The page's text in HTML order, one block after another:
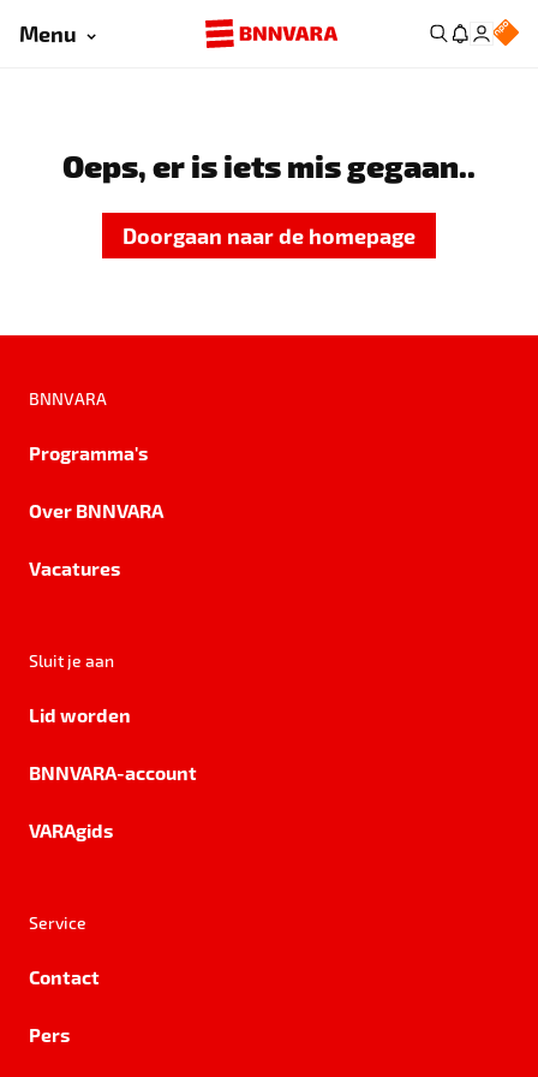
Menu
Oeps, er is iets mis gegaan..
Doorgaan naar de homepage
BNNVARA
Programma's
Over BNNVARA
Vacatures
Sluit je aan
Lid worden
BNNVARA-account
VARAgids
Service
Contact
Pers